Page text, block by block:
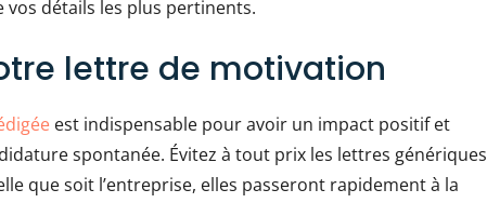
détails les plus pertinents.
lettre de motivation
est indispensable pour avoir un impact positif et
spontanée. Évitez à tout prix les lettres génériques
que soit l’entreprise, elles passeront rapidement à la